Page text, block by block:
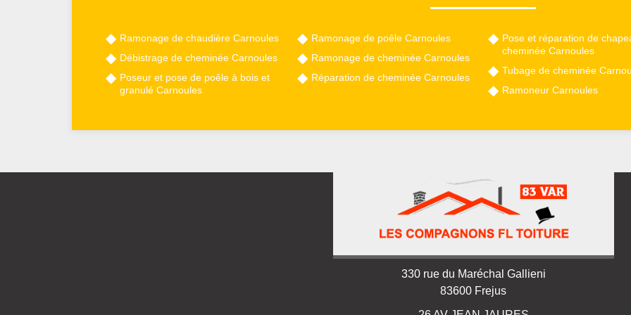
Ramonage de chaudière Carnoules
Débistrage de cheminée Carnoules
Poseur et pose de poêle à bois et
granulé Carnoules
Ramonage de poêle Carnoules
Ramonage de cheminée Carnoules
Réparation de cheminée Carnoules
Pose et réparation de
cheminée Carnoules
Tubage de cheminée
Ramoneur Carnoules
330 rue du Maréchal Gallieni
83600 Frejus